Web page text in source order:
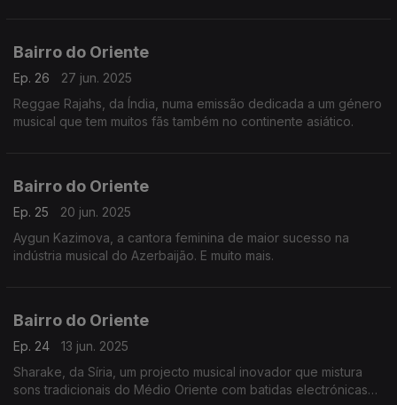
Bairro do Oriente
Ep. 26
27 jun. 2025
Reggae Rajahs, da Índia, numa emissão dedicada a um género
musical que tem muitos fãs também no continente asiático.
Bairro do Oriente
Ep. 25
20 jun. 2025
Aygun Kazimova, a cantora feminina de maior sucesso na
indústria musical do Azerbaijão. E muito mais.
Bairro do Oriente
Ep. 24
13 jun. 2025
Sharake, da Síria, um projecto musical inovador que mistura
sons tradicionais do Médio Oriente com batidas electrónicas